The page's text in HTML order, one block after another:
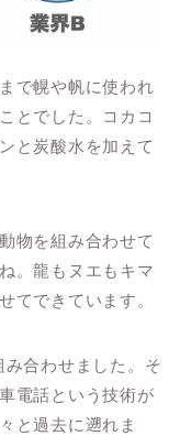
で幌や帆に使われ
とでした。コカコ
と炭酸水を加えて
物を組み合わせて
。龍もヌエもキマ
てできています。
合わせました。そ
電話という技術が
と過去に遡れま